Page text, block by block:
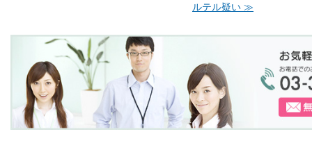
ルテル疑い ≫